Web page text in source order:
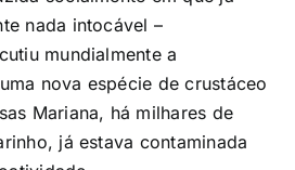
nada intocável –
mundialmente a
nova espécie de crustáceo
Mariana, há milhares de
já estava contaminada